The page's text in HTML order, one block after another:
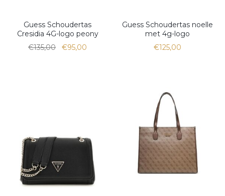
Guess Schoudertas
Cresidia 4G-logo peony
€135,00
€95,00
Guess Schoudertas noelle
met 4g-logo
€125,00